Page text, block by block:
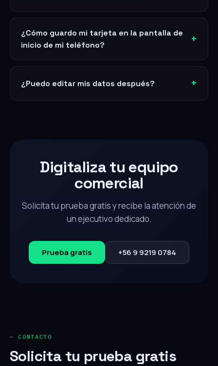
¿Cómo guardo mi tarjeta en la pantalla de
inicio de mi teléfono?
¿Puedo editar mis datos después?
Digitaliza tu equipo
comercial
Solicita tu prueba gratis y recibe la atención de
un ejecutivo dedicado.
Prueba gratis +56 9 9219 0784
— CONTACTO
Solicita tu prueba gratis